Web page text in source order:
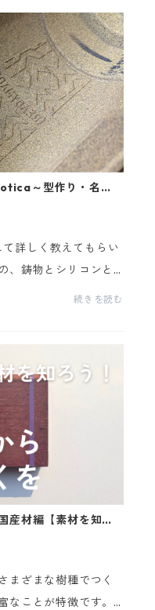
～型作り・名前
詳しく教えてもらい
、鋳物とシリコンと
になる「erotica」の
続きを読む
産材編【素材を知ろ
まざまな樹種でつく
なことが特徴です。